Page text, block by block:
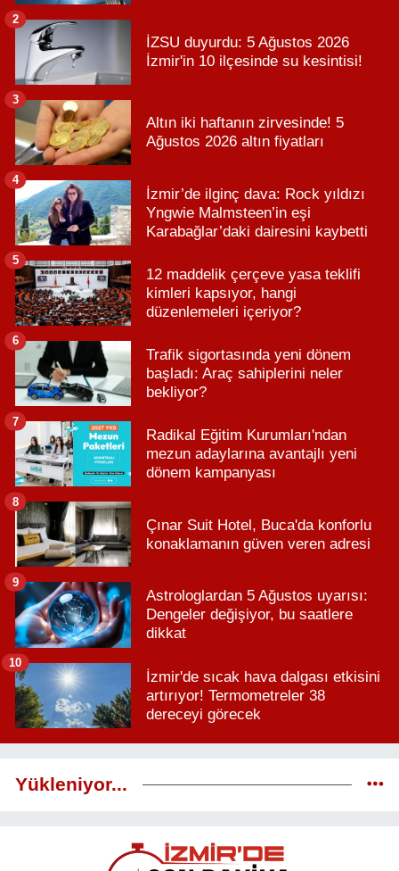
İZSU duyurdu: 5 Ağustos 2026
İzmir'in 10 ilçesinde su kesintisi!
2
Altın iki haftanın zirvesinde! 5
Ağustos 2026 altın fiyatları
3
İzmir’de ilginç dava: Rock yıldızı
Yngwie Malmsteen’in eşi
Karabağlar’daki dairesini kaybetti
4
12 maddelik çerçeve yasa teklifi
kimleri kapsıyor, hangi
düzenlemeleri içeriyor?
5
Trafik sigortasında yeni dönem
başladı: Araç sahiplerini neler
bekliyor?
6
Radikal Eğitim Kurumları'ndan
mezun adaylarına avantajlı yeni
dönem kampanyası
7
Çınar Suit Hotel, Buca'da konforlu
konaklamanın güven veren adresi
8
Astrologlardan 5 Ağustos uyarısı:
Dengeler değişiyor, bu saatlere
dikkat
9
İzmir'de sıcak hava dalgası etkisini
artırıyor! Termometreler 38
dereceyi görecek
10
Yükleniyor...